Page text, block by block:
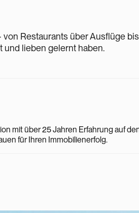
Restaurants über Ausflüge
lieben gelernt haben.
mit über 25 Jahren Erfahrung auf
für Ihren Immobilienerfolg.